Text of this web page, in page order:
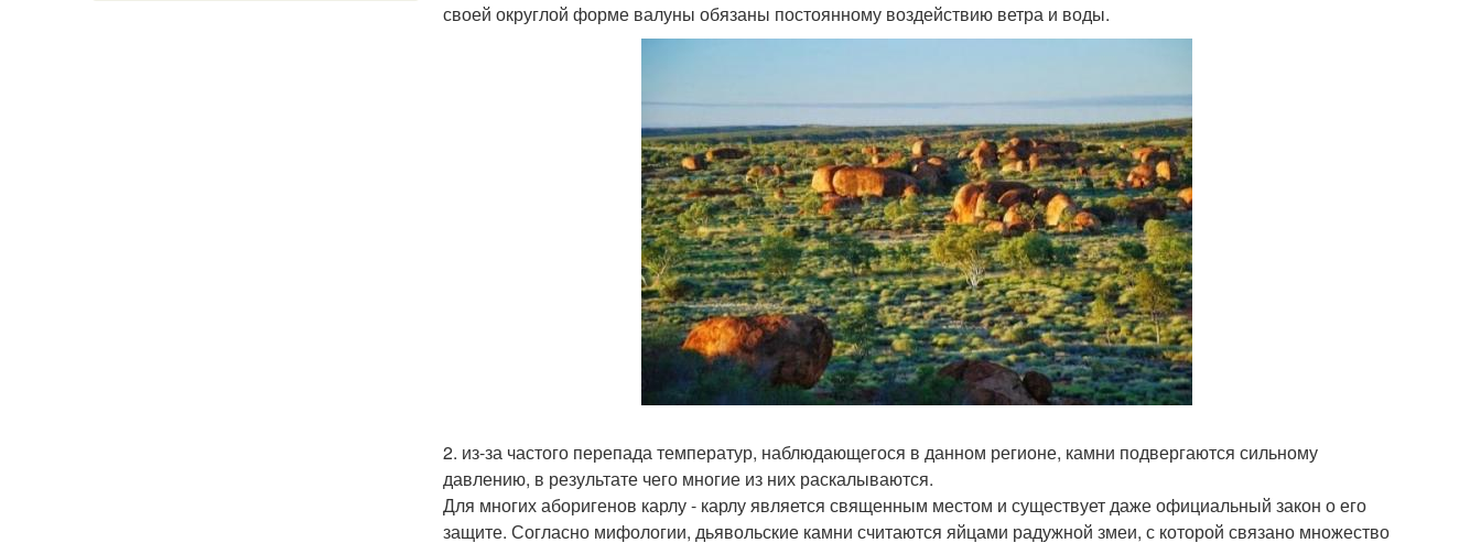
своей округлой форме валуны обязаны постоянному воздействию ветра и воды.
2. из-за частого перепада температур, наблюдающегося в данном регионе, камни подвергаются сильному
давлению, в результате чего многие из них раскалываются.
Для многих аборигенов карлу - карлу является священным местом и существует даже официальный закон о его
защите. Согласно мифологии, дьявольские камни считаются яйцами радужной змеи, с которой связано множество